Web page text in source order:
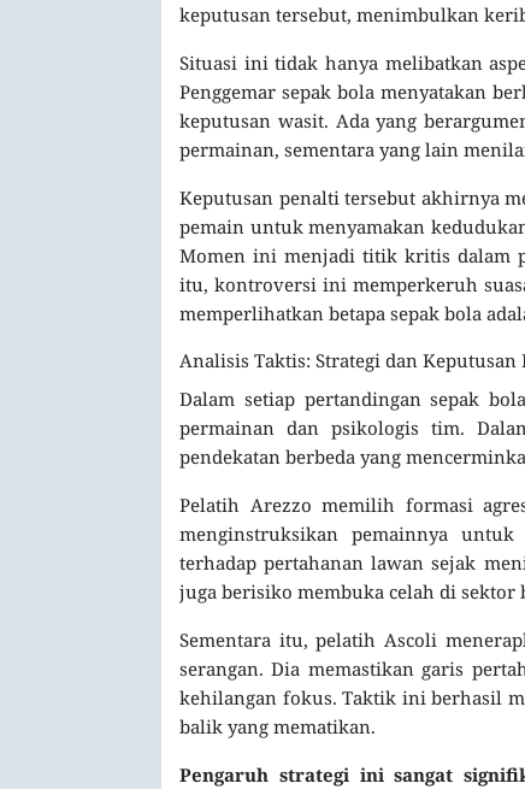
keputusan tersebut, menimbulkan
Situasi ini tidak hanya melibatkan
Penggemar sepak bola menyatakan
keputusan wasit. Ada yang
permainan, sementara yang lain
Keputusan penalti tersebut akhirnya
pemain untuk menyamakan
Momen ini menjadi titik kritis dalam
itu, kontroversi ini memperkeruh
memperlihatkan betapa sepak bola
Analisis Taktis: Strategi dan
Dalam setiap pertandingan sepak
permainan dan psikologis tim.
pendekatan berbeda yang
Pelatih Arezzo memilih formasi
menginstruksikan pemainnya
terhadap pertahanan lawan sejak
juga berisiko membuka celah di sektor
Sementara itu, pelatih Ascoli
serangan. Dia memastikan garis
kehilangan fokus. Taktik ini berhasil
balik yang mematikan.
Pengaruh strategi ini sangat